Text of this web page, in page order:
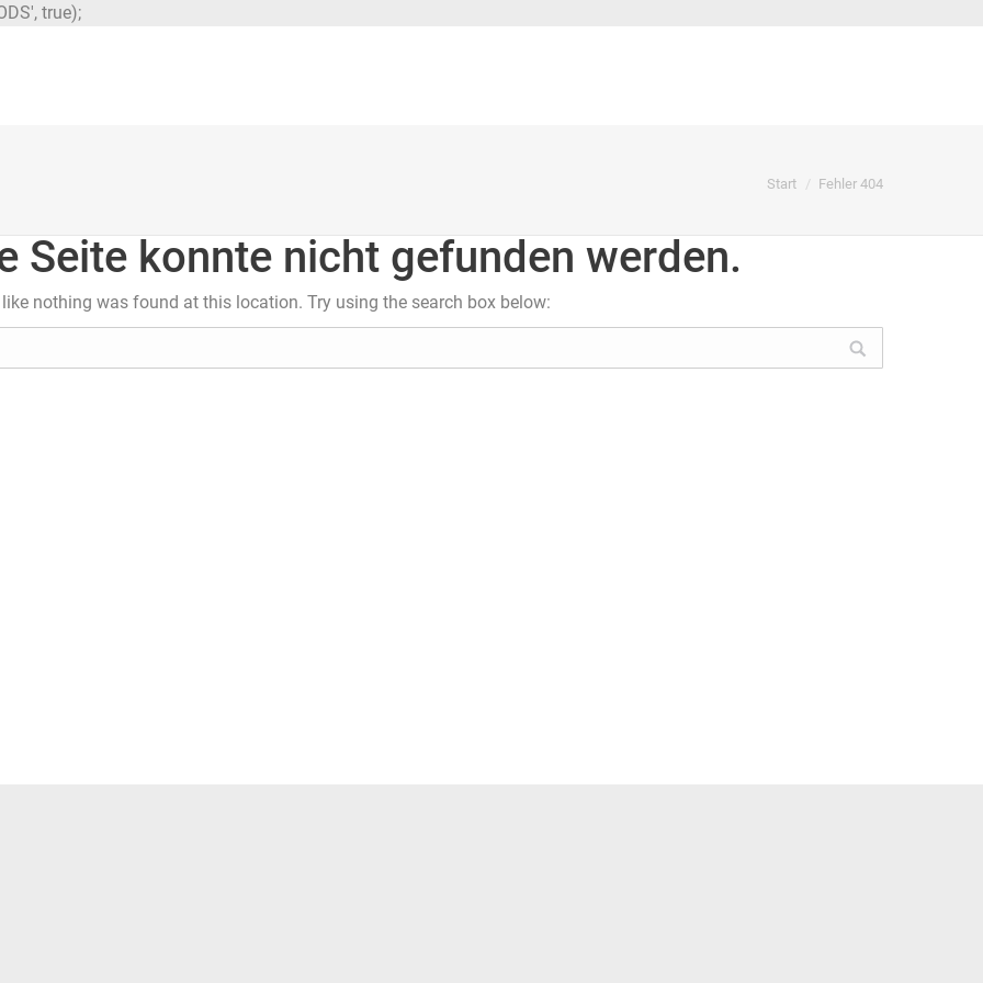
true);
Start Fehler 404
Seite konnte nicht gefunden werden.
nothing was found at this location. Try using the search box below: